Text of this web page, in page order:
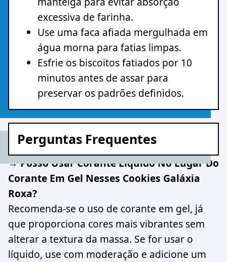
excessiva de farinha.
Use uma faca afiada mergulhada em
água morna para fatias limpas.
Esfrie os biscoitos fatiados por 10
minutos antes de assar para
preservar os padrões definidos.
Perguntas Frequentes
→ Posso Usar Corante Líquido No Lugar Do
Corante Em Gel Nesses Cookies Galáxia
Roxa?
Recomenda-se o uso de corante em gel, já
que proporciona cores mais vibrantes sem
alterar a textura da massa. Se for usar o
líquido, use com moderação e adicione um